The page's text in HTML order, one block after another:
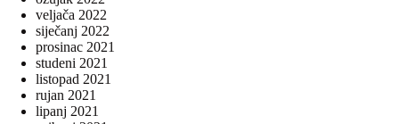
veljača 2022
siječanj 2022
prosinac 2021
studeni 2021
listopad 2021
rujan 2021
lipanj 2021